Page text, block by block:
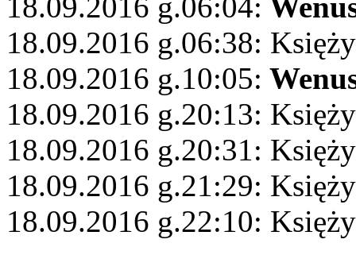
18.09.2016 g.06:38:
18.09.2016 g.10:05:
18.09.2016 g.20:13:
18.09.2016 g.20:31:
18.09.2016 g.21:29:
18.09.2016 g.22:10: